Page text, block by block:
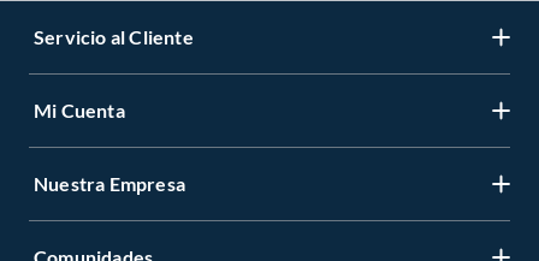
Servicio al Cliente
Mi Cuenta
Nuestra Empresa